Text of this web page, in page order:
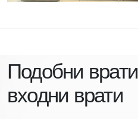
Подобни
входни врати